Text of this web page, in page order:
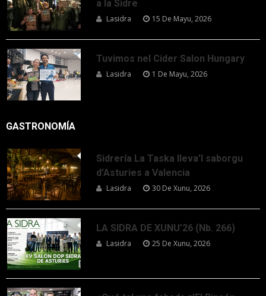
a la Sidre
Lasidra 15 De Mayu, 2026
Tuvimos nel Cider Salon Hungary
Lasidra 1 De Mayu, 2026
GASTRONOMÍA
Sidrería La Taska lleva’l saborgu
d’Asturies a Valencia
Lasidra 30 De Xunu, 2026
LA SIDRA DE XUNU’26 (Nb. 266)
Lasidra 25 De Xunu, 2026